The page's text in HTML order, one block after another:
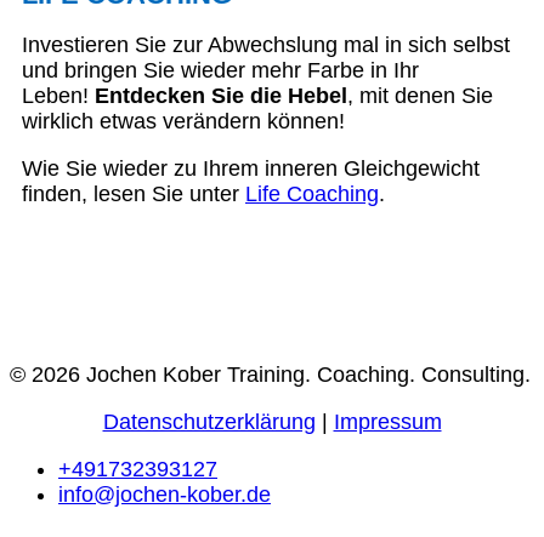
Investieren Sie zur Abwechslung mal in sich selbst
und bringen Sie wieder mehr Farbe in Ihr
Leben! Entdecken Sie die Hebel , mit denen Sie
wirklich etwas verändern können!
Wie Sie wieder zu Ihrem inneren Gleichgewicht
finden, lesen Sie unter Life Coaching.
© 2026 Jochen Kober Training. Coaching. Consulting.
Datenschutzerklärung
Impressum
+491732393127
info@jochen-kober.de